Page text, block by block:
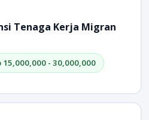
Tenaga Kerja Migran
15,000,000 - 30,000,000